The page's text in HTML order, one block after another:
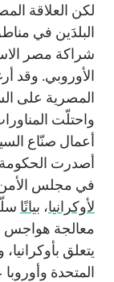
لكن العلاقة
البلدَين في
شراكة مصر
الأوروبي. وقد
المصرية على
واحتلّت
أعمال صنّاع
أصدرت الحكومة
في مجلس الأمن
لأوكرانيا، بيانًا
معالجة هواجس
يتعلق
المتحدة